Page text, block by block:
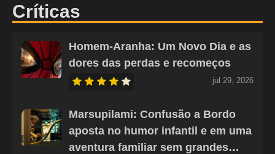
Críticas
Homem-Aranha: Um Novo Dia e as
dores das perdas e recomeços
jul 29, 2026
Marsupilami: Confusão a Bordo
aposta no humor infantil e em uma
aventura familiar sem grandes…